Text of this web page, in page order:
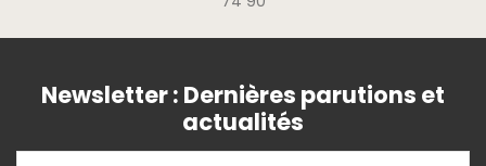
Newsletter : Dernières parutions et
actualités